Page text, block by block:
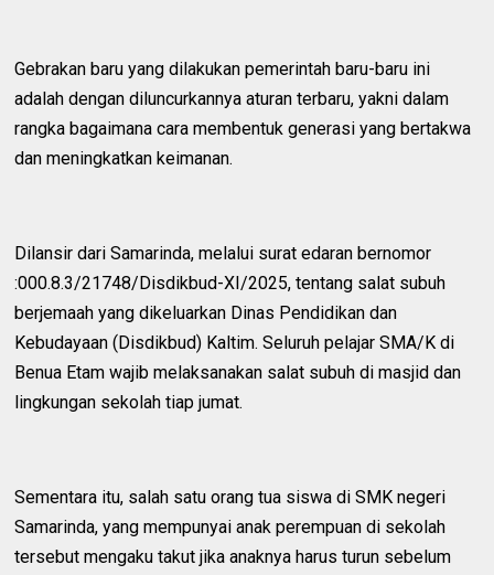
Gebrakan baru yang dilakukan pemerintah baru-baru ini
adalah dengan diluncurkannya aturan terbaru, yakni dalam
rangka bagaimana cara membentuk generasi yang bertakwa
dan meningkatkan keimanan.
Dilansir dari Samarinda, melalui surat edaran bernomor
:000.8.3/21748/Disdikbud-XI/2025, tentang salat subuh
berjemaah yang dikeluarkan Dinas Pendidikan dan
Kebudayaan (Disdikbud) Kaltim. Seluruh pelajar SMA/K di
Benua Etam wajib melaksanakan salat subuh di masjid dan
lingkungan sekolah tiap jumat.
Sementara itu, salah satu orang tua siswa di SMK negeri
Samarinda, yang mempunyai anak perempuan di sekolah
tersebut mengaku takut jika anaknya harus turun sebelum